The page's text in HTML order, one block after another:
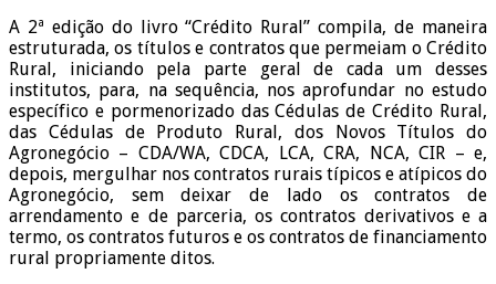
A 2ª edição do livro “Crédito Rural” compila, de maneira
estruturada, os títulos e contratos que permeiam o Crédito
Rural, iniciando pela parte geral de cada um desses
institutos, para, na sequência, nos aprofundar no estudo
específico e pormenorizado das Cédulas de Crédito Rural,
das Cédulas de Produto Rural, dos Novos Títulos do
Agronegócio – CDA/WA, CDCA, LCA, CRA, NCA, CIR – e,
depois, mergulhar nos contratos rurais típicos e atípicos do
Agronegócio, sem deixar de lado os contratos de
arrendamento e de parceria, os contratos derivativos e a
termo, os contratos futuros e os contratos de financiamento
rural propriamente ditos.